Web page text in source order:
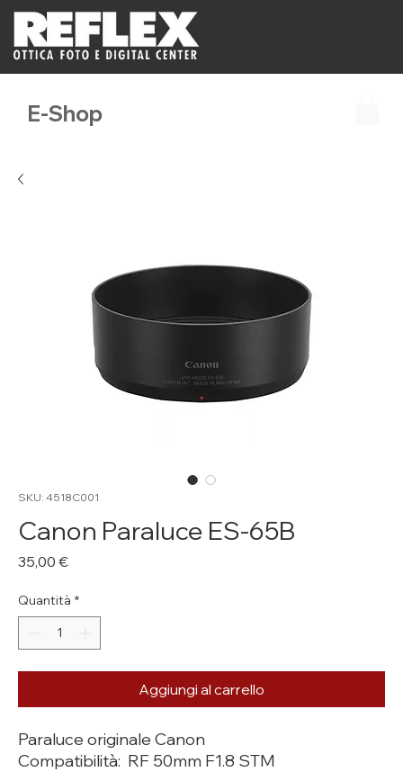
SKU: 4518C001
Canon Paraluce ES-65B
35,00 €Prezzo
Quantità *
Aggiungi al carrello
Paraluce originale Canon
Compatibilità: RF 50mm F1.8 STM
E-Shop